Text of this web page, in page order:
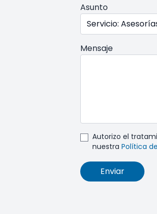
Asunto
Mensaje
Autorizo el
nuestra Política
Enviar